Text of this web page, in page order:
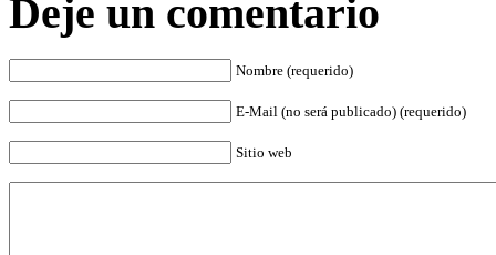
Deje un comentario
Nombre (requerido)
E-Mail (no será publicado) (requerido)
Sitio web